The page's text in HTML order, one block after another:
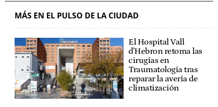
MÁS EN EL PULSO DE LA CIUDAD
El Hospital Vall
d'Hebron retoma las
cirugías en
Traumatología tras
reparar la avería de
climatización